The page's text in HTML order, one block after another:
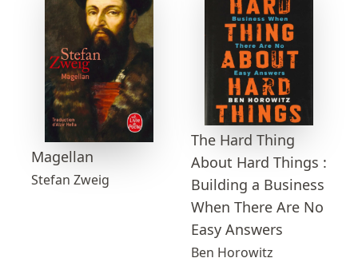
Magellan
Stefan Zweig
The Hard Thing
About Hard Things :
Building a Business
When There Are No
Easy Answers
Ben Horowitz